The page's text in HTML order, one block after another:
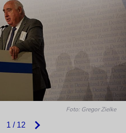
1 / 12
Foto: Gregor Zielke